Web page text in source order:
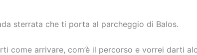
sterrata che ti porta al parcheggio di Balos.
come arrivare, com’è il percorso e vorrei darti